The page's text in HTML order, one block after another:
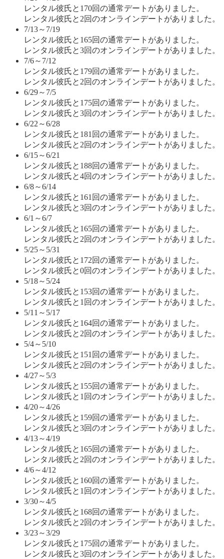
レンタル彼氏と170回の通常デートがありました。
レンタル彼氏と2回のオンラインデートがありました。
7/13～7/19
レンタル彼氏と165回の通常デートがありました。
レンタル彼氏と3回のオンラインデートがありました。
7/6～7/12
レンタル彼氏と179回の通常デートがありました。
レンタル彼氏と2回のオンラインデートがありました。
6/29～7/5
レンタル彼氏と175回の通常デートがありました。
レンタル彼氏と3回のオンラインデートがありました。
6/22～6/28
レンタル彼氏と181回の通常デートがありました。
レンタル彼氏と2回のオンラインデートがありました。
6/15～6/21
レンタル彼氏と188回の通常デートがありました。
レンタル彼氏と4回のオンラインデートがありました。
6/8～6/14
レンタル彼氏と161回の通常デートがありました。
レンタル彼氏と3回のオンラインデートがありました。
6/1～6/7
レンタル彼氏と165回の通常デートがありました。
レンタル彼氏と2回のオンラインデートがありました。
5/25～5/31
レンタル彼氏と172回の通常デートがありました。
レンタル彼氏と0回のオンラインデートがありました。
5/18～5/24
レンタル彼氏と153回の通常デートがありました。
レンタル彼氏と1回のオンラインデートがありました。
5/11～5/17
レンタル彼氏と164回の通常デートがありました。
レンタル彼氏と2回のオンラインデートがありました。
5/4～5/10
レンタル彼氏と151回の通常デートがありました。
レンタル彼氏と2回のオンラインデートがありました。
4/27～5/3
レンタル彼氏と155回の通常デートがありました。
レンタル彼氏と1回のオンラインデートがありました。
4/20～4/26
レンタル彼氏と159回の通常デートがありました。
レンタル彼氏と3回のオンラインデートがありました。
4/13～4/19
レンタル彼氏と165回の通常デートがありました。
レンタル彼氏と2回のオンラインデートがありました。
4/6～4/12
レンタル彼氏と160回の通常デートがありました。
レンタル彼氏と1回のオンラインデートがありました。
3/30～4/5
レンタル彼氏と168回の通常デートがありました。
レンタル彼氏と2回のオンラインデートがありました。
3/23～3/29
レンタル彼氏と175回の通常デートがありました。
レンタル彼氏と3回のオンラインデートがありました。